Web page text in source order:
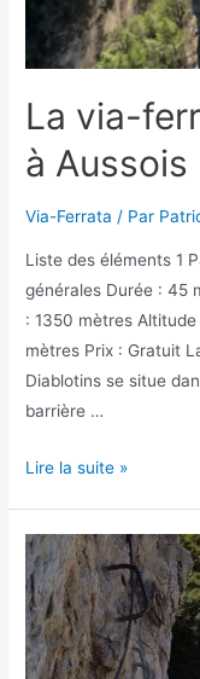
La via-
à Aussois
Via-Ferrata / Par
Liste des éléments 1
générales Durée : 45
: 1350 mètres
mètres Prix : Gratuit
Diablotins se situe
barrière …
La
des
Diablotins
à
Aussois
Lire la suite »